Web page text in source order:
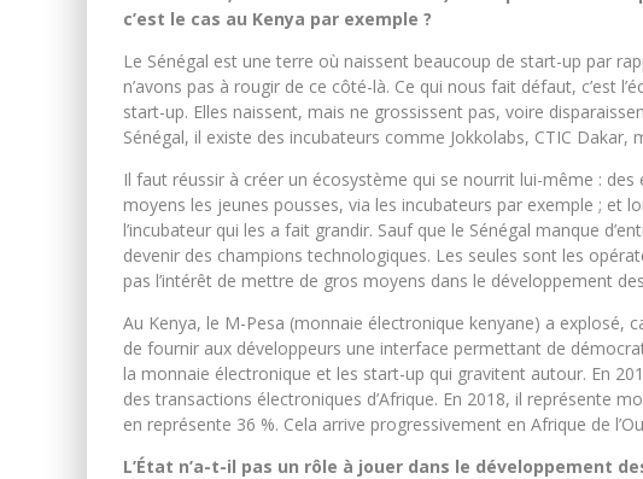
c’est le cas au Kenya par exemple ?
Le Sénégal est une terre où naissent beaucoup de start-up par
n’avons pas à rougir de ce côté-là. Ce qui nous fait défaut, c’est
start-up. Elles naissent, mais ne grossissent pas, voire
Sénégal, il existe des incubateurs comme Jokkolabs, CTIC Dakar,
Il faut réussir à créer un écosystème qui se nourrit lui-même :
moyens les jeunes pousses, via les incubateurs par exemple ; et
l’incubateur qui les a fait grandir. Sauf que le Sénégal manque
devenir des champions technologiques. Les seules sont les
pas l’intérêt de mettre de gros moyens dans le développement
Au Kenya, le M-Pesa (monnaie électronique kenyane) a explosé,
de fournir aux développeurs une interface permettant de
la monnaie électronique et les start-up qui gravitent autour. En
des transactions électroniques d’Afrique. En 2018, il représente
en représente 36 %. Cela arrive progressivement en Afrique de
L’État n’a-t-il pas un rôle à jouer dans le développement